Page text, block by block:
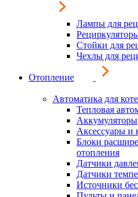
Лампы для
Стойки для
Чехлы для
Отопление
Автоматика для
Тепловая
Аккумуляторы
Аксессуары и
Блоки
отопления
Датчики
Датчики
Источники